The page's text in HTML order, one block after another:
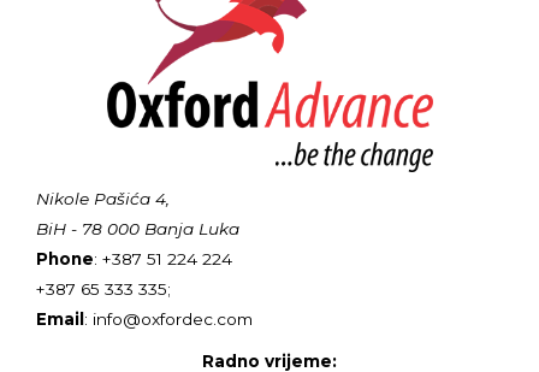
Nikole Pašića 4,
BiH - 78 000 Banja Luka
Phone: +387 51 224 224
+387 65 333 335;
Email: info@oxfordec.com
Radno vrijeme: